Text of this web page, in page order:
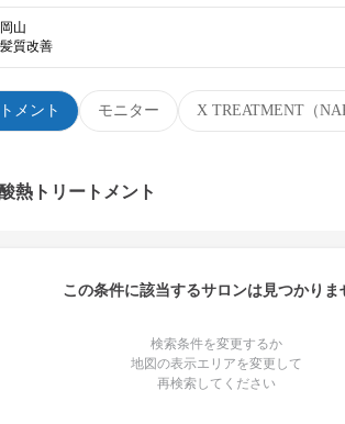
メント モニター X TREATMENT（
岡山
髪質改善
熱トリートメント
この条件に該当するサロンは見つかりま
検索条件を変更するか
地図の表示エリアを変更して
再検索してください